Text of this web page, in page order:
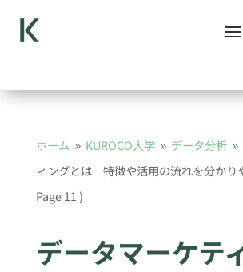
ホーム 9 KUROCO大学 9 データ分析 9
ィングとは 特徴や活用の流れを分かり
Page 11 )
データマーケテ